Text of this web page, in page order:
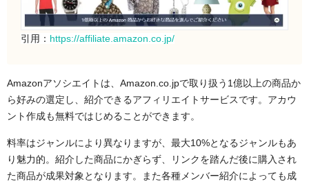
引用： https://affiliate.amazon.co.jp/
Amazonアソシエイトは、Amazon.co.jpで取り扱う1億以上の商品か
ら好みの選定し、紹介できるアフィリエイトサービスです。アカウ
ント作成も無料ではじめることができます。
料率はジャンルにより異なりますが、最大10%となるジャンルもあ
り魅力的。紹介した商品にかぎらず、リンクを踏んだ後に購入され
た商品が成果対象となります。また各種メンバー紹介によっても成